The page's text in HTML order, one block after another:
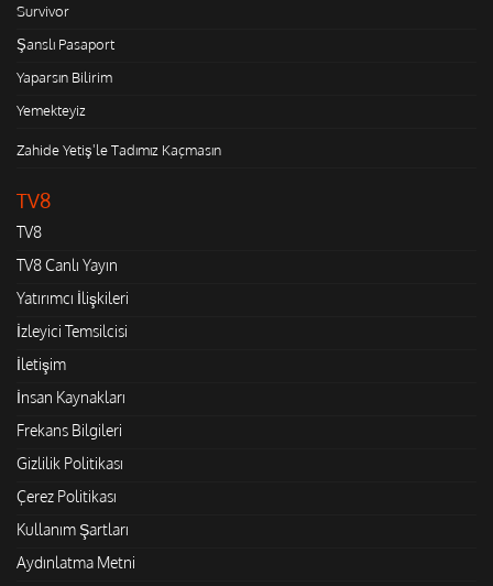
Survivor
Şanslı Pasaport
Yaparsın Bilirim
Yemekteyiz
Zahide Yetiş'le Tadımız Kaçmasın
TV8
TV8
TV8 Canlı Yayın
Yatırımcı İlişkileri
İzleyici Temsilcisi
İletişim
İnsan Kaynakları
Frekans Bilgileri
Gizlilik Politikası
Çerez Politikası
Kullanım Şartları
Aydınlatma Metni